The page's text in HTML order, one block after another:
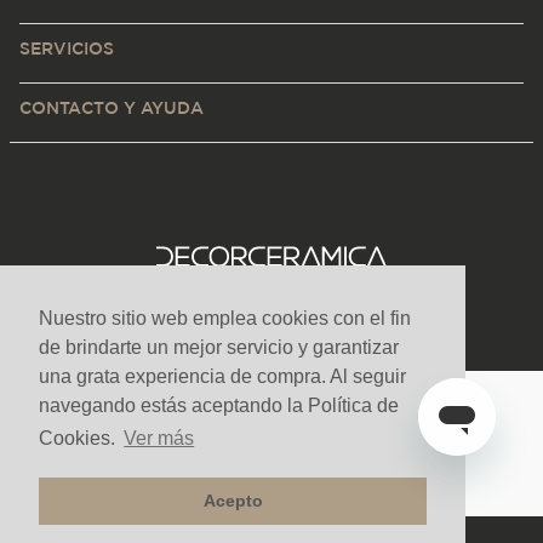
Nuestro sitio web emplea cookies con el fin
de brindarte un mejor servicio y garantizar
una grata experiencia de compra. Al seguir
navegando estás aceptando la Política de
Cookies. Ver más
Acepto
SERVICIOS
CONTACTO Y AYUDA